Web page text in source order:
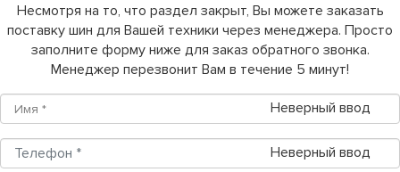
Несмотря на то, что раздел закрыт, Вы можете заказать
поставку шин для Вашей техники через менеджера. Просто
заполните форму ниже для заказ обратного звонка.
Менеджер перезвонит Вам в течение 5 минут!
Неверный ввод
Неверный ввод